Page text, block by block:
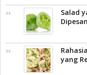
Salad
yang